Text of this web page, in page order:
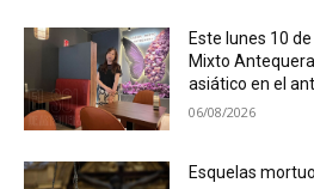
Este lunes 10
Mixto
asiático en el
06/08/2026
Esquelas